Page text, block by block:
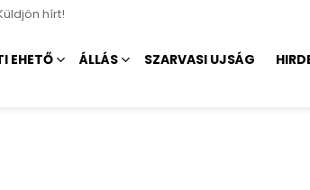
hírt!
EHETŐ ÁLLÁS SZARVASI UJSÁG